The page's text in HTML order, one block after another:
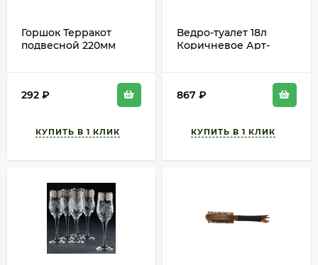
Горшок Терракот
подвесной 220мм
292 ₽
Ведро-туалет 18л
Коричневое Арт-
867 ₽